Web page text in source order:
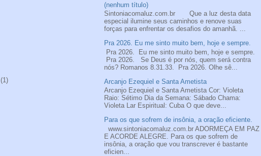
(1)
(nenhum título)
Sintoniacomaluz.com.br Que a luz desta data
especial ilumine seus caminhos e renove suas
forças para enfrentar os desafios do amanhã. ...
Pra 2026. Eu me sinto muito bem, hoje e sempre.
Pra 2026. Eu me sinto muito bem, hoje e sempre.
Pra 2026. Se Deus é por nós, quem será contra
nós? Romanos 8.31.33. Pra 2026. Olhe sê...
Arcanjo Ezequiel e Santa Ametista
Arcanjo Ezequiel e Santa Ametista Cor: Violeta
Raio: Sétimo Dia da Semana: Sábado Chama:
Violeta Lar Espiritual: Cuba O que deve...
Para os que sofrem de insônia, a oração eficiente.
www.sintoniacomaluz.com.br ADORMEÇA EM PAZ
E ACORDE ALEGRE. Para os que sofrem de
insônia, a oração que vou transcrever é bastante
eficien...